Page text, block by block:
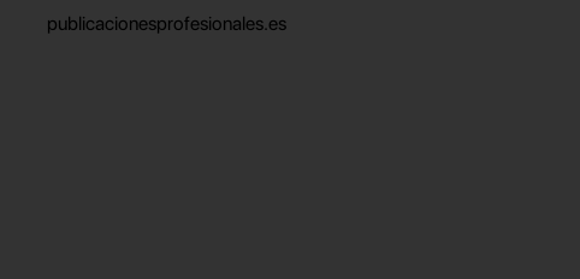
publicacionesprofesionales.es